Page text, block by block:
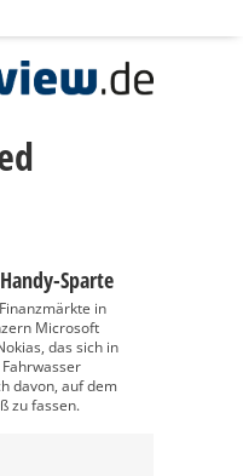
Sparte
in
Microsoft
das sich in
davon, auf dem
zu fassen.